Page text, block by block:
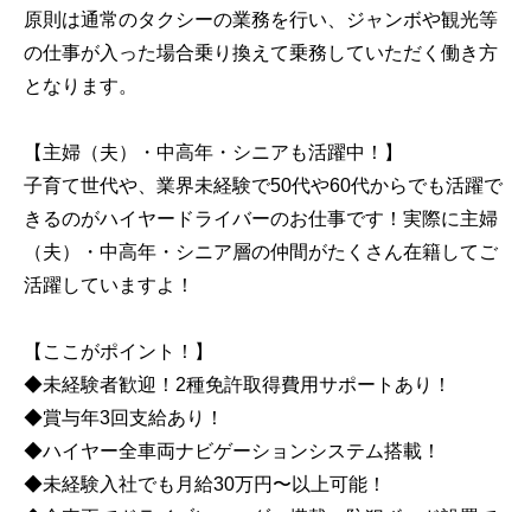
原則は通常のタクシーの業務を行い、ジャンボや観光等
の仕事が入った場合乗り換えて乗務していただく働き方
となります。
【主婦（夫）・中高年・シニアも活躍中！】
子育て世代や、業界未経験で50代や60代からでも活躍で
きるのがハイヤードライバーのお仕事です！実際に主婦
（夫）・中高年・シニア層の仲間がたくさん在籍してご
活躍していますよ！
【ここがポイント！】
◆未経験者歓迎！2種免許取得費用サポートあり！
◆賞与年3回支給あり！
◆ハイヤー全車両ナビゲーションシステム搭載！
◆未経験入社でも月給30万円〜以上可能！